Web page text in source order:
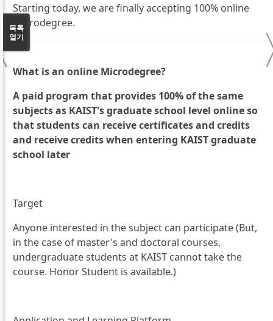
Starting today, we are finally accepting 100% online
Microdegree.
What is an online Microdegree?
A paid program that provides 100% of the same
subjects as KAIST's graduate school level online so
that students can receive certificates and credits
and receive credits when entering KAIST graduate
school later
Target
Anyone interested in the subject can participate (But,
in the case of master's and doctoral courses,
undergraduate students at KAIST cannot take the
course. Honor Student is available.)
목록
열기